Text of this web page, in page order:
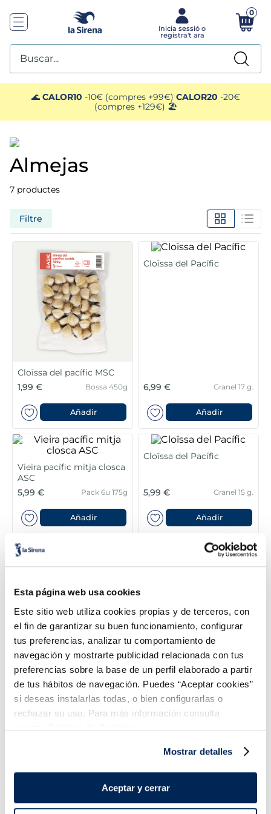
Esta página web usa cookies
Este sitio web utiliza cookies propias y de terceros, con
el fin de garantizar su buen funcionamiento, configurar
tus preferencias, analizar tu comportamiento de
navegación y mostrarte publicidad relacionada con tus
preferencias sobre la base de un perfil elaborado a partir
de tus hábitos de navegación. Puedes “Aceptar cookies”
si deseas instalarlas todas, o bien configurarlas o
rechazar su uso. Para más información consulta
nuestraPolítica de Cookies.
Mostrar detalles
Aceptar y cerrar
0
Buscar...
🌊 CALOR10 -10€ (compres +99€) CALOR20 -20€
(compres +129€) 🏖️
almejas
7 productes
Filtre
Cloïssa del pacífic MSC
1,99 €
Bossa 450g
Añadir
Cloïssa del Pacífic
6,99 € Granel 17 g.
Añadir
Vieira pacífic mitja closca
ASC
5,99 €
Pack 6u 175g
Añadir
Cloïssa del Pacífic
5,99 € Granel 15 g.
Añadir
Carn de vieira patagònica
MSC
12,99 €
Safata 300g
Cloïssa japonesa gran
16,99 € Granel 18 g.
TOP SEARCHES
1. helados sirena
4. gamba
verduras
canelones
listísimos
10. pollo